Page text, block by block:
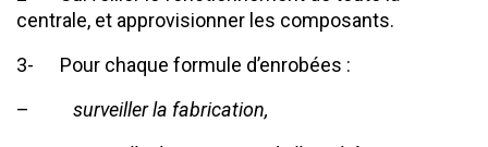
centrale, et approvisionner les composants.
3- Pour chaque formule d’enrobées :
– surveiller la fabrication,